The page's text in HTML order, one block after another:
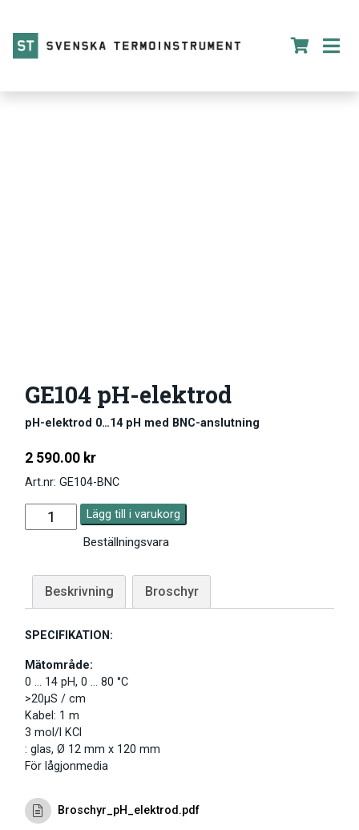
GE104 pH-elektrod
pH-elektrod 0…14 pH med BNC-anslutning
2 590.00 kr
Art.nr: GE104-BNC
Lägg till i varukorg
Beställningsvara
Beskrivning Broschyr
SPECIFIKATION:
Mätområde:
0 … 14 pH, 0 … 80 °C
>20μS / cm
Kabel: 1 m
3 mol/l KCl
: glas, Ø 12 mm x 120 mm
För lågjonmedia
Broschyr_pH_elektrod.pdf